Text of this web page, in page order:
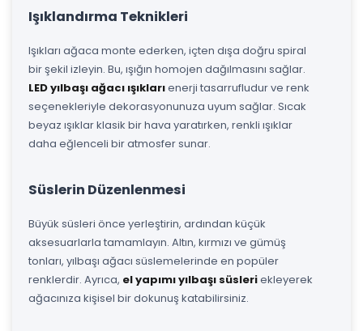
Işıklandırma Teknikleri
Işıkları ağaca monte ederken, içten dışa doğru spiral
bir şekil izleyin. Bu, ışığın homojen dağılmasını sağlar.
LED yılbaşı ağacı ışıklarıenerji tasarrufludur ve renk
seçenekleriyle dekorasyonunuza uyum sağlar. Sıcak
beyaz ışıklar klasik bir hava yaratırken, renkli ışıklar
daha eğlenceli bir atmosfer sunar.
Süslerin Düzenlenmesi
Büyük süsleri önce yerleştirin, ardından küçük
aksesuarlarla tamamlayın. Altın, kırmızı ve gümüş
tonları, yılbaşı ağacı süslemelerinde en popüler
renklerdir. Ayrıca, el yapımı yılbaşı süsleriekleyerek
ağacınıza kişisel bir dokunuş katabilirsiniz.